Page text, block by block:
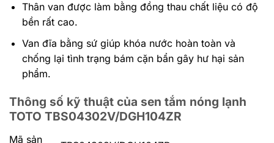
Thân van được làm bằng đồng thau chất liệu có độ
bền rất cao.
Van đĩa bằng sứ giúp khóa nước hoàn toàn và
chống lại tình trạng bám cặn bẩn gây hư hại sản
phẩm.
Thông số kỹ thuật của sen tắm nóng lạnh
TOTO TBS04302V/DGH104ZR
Mã sản